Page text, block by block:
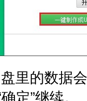
里的数据
定”继续。